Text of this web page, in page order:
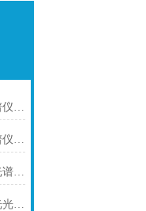
工厂直销DF-2000铅渣荧光光谱仪技术参数
工厂直销DF-2000炉渣荧光光谱仪技术参数
工厂直销DF-2000转炉渣荧光光谱仪技术参数
工厂直销DF-2000钢铁冶炼荧光光谱仪技术参数